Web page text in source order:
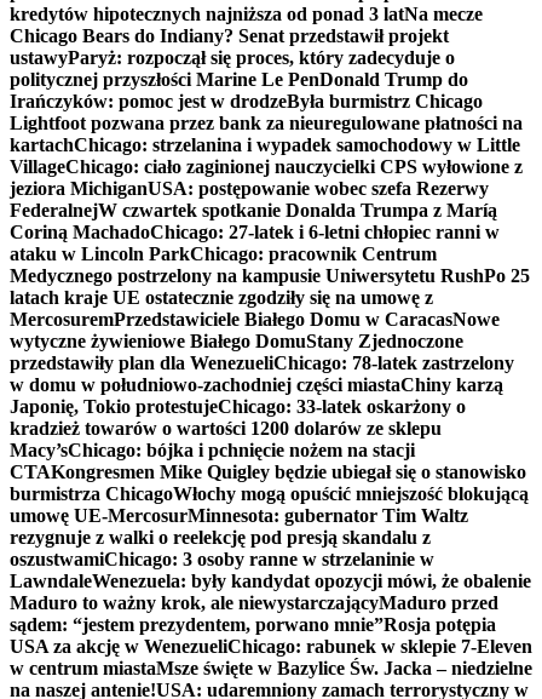
kredytów hipotecznych najniższa od ponad 3 latNa mecze
Chicago Bears do Indiany? Senat przedstawił projekt
ustawyParyż: rozpoczął się proces, który zadecyduje o
politycznej przyszłości Marine Le PenDonald Trump do
Irańczyków: pomoc jest w drodzeByła burmistrz Chicago
Lightfoot pozwana przez bank za nieuregulowane płatności na
kartachChicago: strzelanina i wypadek samochodowy w Little
VillageChicago: ciało zaginionej nauczycielki CPS wyłowione z
jeziora MichiganUSA: postępowanie wobec szefa Rezerwy
FederalnejW czwartek spotkanie Donalda Trumpa z Maríą
Coriną MachadoChicago: 27-latek i 6-letni chłopiec ranni w
ataku w Lincoln ParkChicago: pracownik Centrum
Medycznego postrzelony na kampusie Uniwersytetu RushPo 25
latach kraje UE ostatecznie zgodziły się na umowę z
MercosuremPrzedstawiciele Białego Domu w CaracasNowe
wytyczne żywieniowe Białego DomuStany Zjednoczone
przedstawiły plan dla WenezueliChicago: 78-latek zastrzelony
w domu w południowo-zachodniej części miastaChiny karzą
Japonię, Tokio protestujeChicago: 33-latek oskarżony o
kradzież towarów o wartości 1200 dolarów ze sklepu
Macy’sChicago: bójka i pchnięcie nożem na stacji
CTAKongresmen Mike Quigley będzie ubiegał się o stanowisko
burmistrza ChicagoWłochy mogą opuścić mniejszość blokującą
umowę UE-MercosurMinnesota: gubernator Tim Waltz
rezygnuje z walki o reelekcję pod presją skandalu z
oszustwamiChicago: 3 osoby ranne w strzelaninie w
LawndaleWenezuela: były kandydat opozycji mówi, że obalenie
Maduro to ważny krok, ale niewystarczającyMaduro przed
sądem: “jestem prezydentem, porwano mnie”Rosja potępia
USA za akcję w WenezueliChicago: rabunek w sklepie 7-Eleven
w centrum miastaMsze święte w Bazylice Św. Jacka – niedzielne
na naszej antenie!USA: udaremniony zamach terrorystyczny w